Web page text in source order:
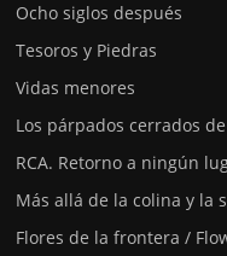
Ocho siglos después
Tesoros y Piedras
Vidas menores
Los párpados cerrados
RCA. Retorno a ningún
Más allá de la colina y la
Flores de la frontera /